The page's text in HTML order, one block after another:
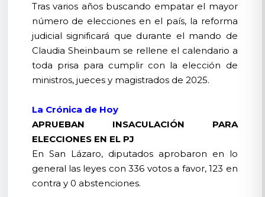
Tras varios años buscando empatar el mayor
número de elecciones en el país, la reforma
judicial significará que durante el mando de
Claudia Sheinbaum se rellene el calendario a
toda prisa para cumplir con la elección de
ministros, jueces y magistrados de 2025.
La Crónica de Hoy
APRUEBAN INSACULACIÓN PARA
ELECCIONES EN EL PJ
En San Lázaro, diputados aprobaron en lo
general las leyes con 336 votos a favor, 123 en
contra y 0 abstenciones.